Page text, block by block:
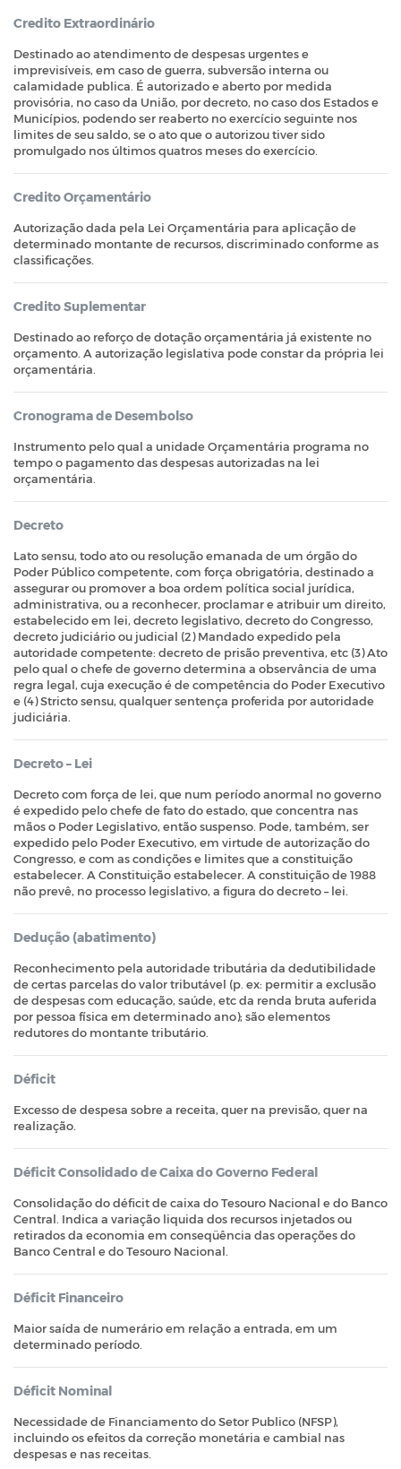
Credito Extraordinário
Destinado ao atendimento de despesas urgentes e
imprevisíveis, em caso de guerra, subversão interna ou
calamidade publica. É autorizado e aberto por medida
provisória, no caso da União, por decreto, no caso dos Estados e
Municípios, podendo ser reaberto no exercício seguinte nos
limites de seu saldo, se o ato que o autorizou tiver sido
promulgado nos últimos quatros meses do exercício.
Credito Orçamentário
Autorização dada pela Lei Orçamentária para aplicação de
determinado montante de recursos, discriminado conforme as
classificações.
Credito Suplementar
Destinado ao reforço de dotação orçamentária já existente no
orçamento. A autorização legislativa pode constar da própria lei
orçamentária.
Cronograma de Desembolso
Instrumento pelo qual a unidade Orçamentária programa no
tempo o pagamento das despesas autorizadas na lei
orçamentária.
Decreto
Lato sensu, todo ato ou resolução emanada de um órgão do
Poder Público competente, com força obrigatória, destinado a
assegurar ou promover a boa ordem política social jurídica,
administrativa, ou a reconhecer, proclamar e atribuir um direito,
estabelecido em lei, decreto legislativo, decreto do Congresso,
decreto judiciário ou judicial (2) Mandado expedido pela
autoridade competente: decreto de prisão preventiva, etc (3) Ato
pelo qual o chefe de governo determina a observância de uma
regra legal, cuja execução é de competência do Poder Executivo
e (4) Stricto sensu, qualquer sentença proferida por autoridade
judiciária.
Decreto – Lei
Decreto com força de lei, que num período anormal no governo
é expedido pelo chefe de fato do estado, que concentra nas
mãos o Poder Legislativo, então suspenso. Pode, também, ser
expedido pelo Poder Executivo, em virtude de autorização do
Congresso, e com as condições e limites que a constituição
estabelecer. A Constituição estabelecer. A constituição de 1988
não prevê, no processo legislativo, a figura do decreto – lei.
Dedução (abatimento)
Reconhecimento pela autoridade tributária da dedutibilidade
de certas parcelas do valor tributável (p. ex: permitir a exclusão
de despesas com educação, saúde, etc da renda bruta auferida
por pessoa física em determinado ano); são elementos
redutores do montante tributário.
Déficit
Excesso de despesa sobre a receita, quer na previsão, quer na
realização.
Déficit Consolidado de Caixa do Governo Federal
Consolidação do déficit de caixa do Tesouro Nacional e do Banco
Central. Indica a variação liquida dos recursos injetados ou
retirados da economia em conseqüência das operações do
Banco Central e do Tesouro Nacional.
Déficit Financeiro
Maior saída de numerário em relação a entrada, em um
determinado período.
Déficit Nominal
Necessidade de Financiamento do Setor Publico (NFSP),
incluindo os efeitos da correção monetária e cambial nas
despesas e nas receitas.